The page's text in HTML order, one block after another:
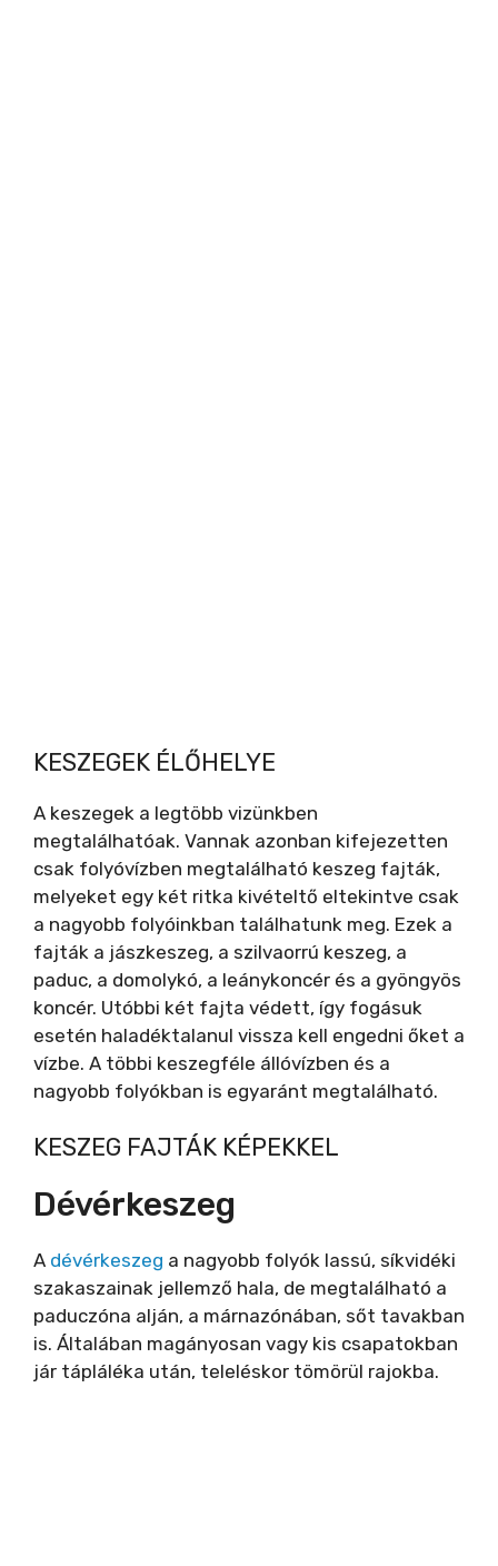
KESZEGEK ÉLŐHELYE
A keszegek a legtöbb vizünkben
megtalálhatóak. Vannak azonban kifejezetten
csak folyóvízben megtalálható keszeg fajták,
melyeket egy két ritka kivételtő eltekintve csak
a nagyobb folyóinkban találhatunk meg. Ezek a
fajták a jászkeszeg, a szilvaorrú keszeg, a
paduc, a domolykó, a leánykoncér és a gyöngyös
koncér. Utóbbi két fajta védett, így fogásuk
esetén haladéktalanul vissza kell engedni őket a
vízbe. A többi keszegféle állóvízben és a
nagyobb folyókban is egyaránt megtalálható.
KESZEG FAJTÁK KÉPEKKEL
Dévérkeszeg
A dévérkeszeg a nagyobb folyók lassú, síkvidéki
szakaszainak jellemző hala, de megtalálható a
paduczóna alján, a márnazónában, sőt tavakban
is. Általában magányosan vagy kis csapatokban
jár tápláléka után, teleléskor tömörül rajokba.